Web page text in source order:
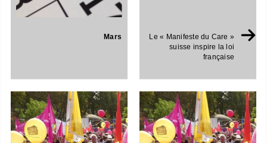
Mars
Le « Manifeste du Care »
suisse inspire la loi
française